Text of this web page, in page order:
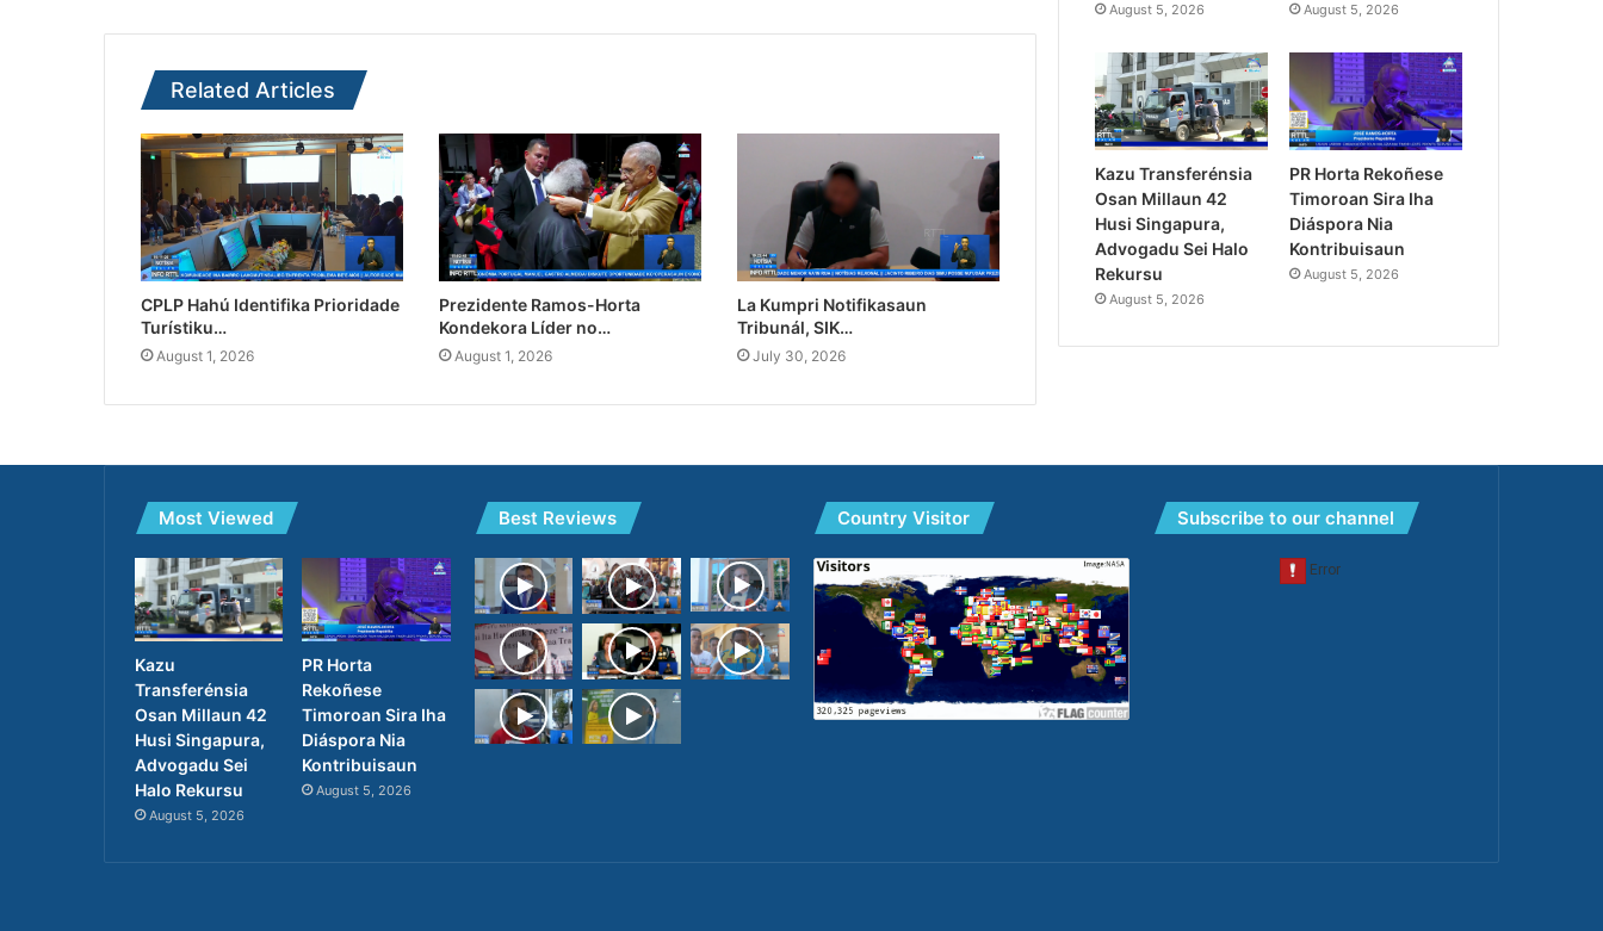
Related Articles
CPLP Hahú Identifika Prioridade
Turístiku…
August 1, 2026
Prezidente Ramos-Horta
Kondekora Líder no…
August 1, 2026
La Kumpri Notifikasaun
Tribunál, SIK…
July 30, 2026
August 5, 2026 August 5, 2026
Kazu Transferénsia
Osan Millaun 42
Husi Singapura,
Advogadu Sei Halo
Rekursu
August 5, 2026
PR Horta Rekoñese
Timoroan Sira Iha
Diáspora Nia
Kontribuisaun
August 5, 2026
Most Viewed
Kazu
Transferénsia
Osan Millaun 42
Husi Singapura,
Advogadu Sei
Halo Rekursu
August 5, 2026
PR Horta
Rekoñese
Timoroan Sira Iha
Diáspora Nia
Kontribuisaun
August 5, 2026
Best Reviews Country Visitor Subscribe to our channel